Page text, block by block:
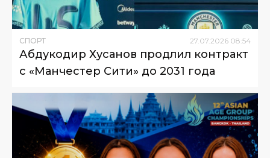
СПОРТ 27 07 2026 08:54
Абдукодир Хусанов продлил контракт
с «Манчестер Сити» до 2031 года